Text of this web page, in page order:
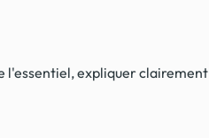
l'essentiel, expliquer clairement